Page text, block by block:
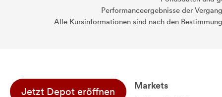
Performanceergebnisse der
Alle Kursinformationen sind nach den
Jetzt Depot eröffnen
Markets